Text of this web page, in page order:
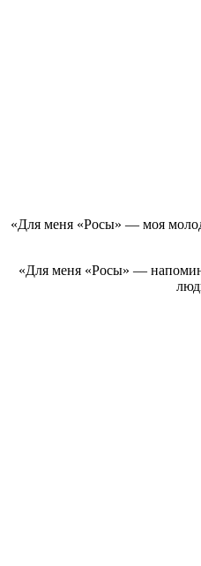
«Для меня «Росы» — моя
«Для меня «Росы» —